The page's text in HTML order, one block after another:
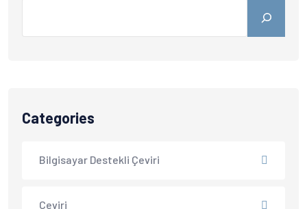
Categories
Bilgisayar Destekli Çeviri
Çeviri